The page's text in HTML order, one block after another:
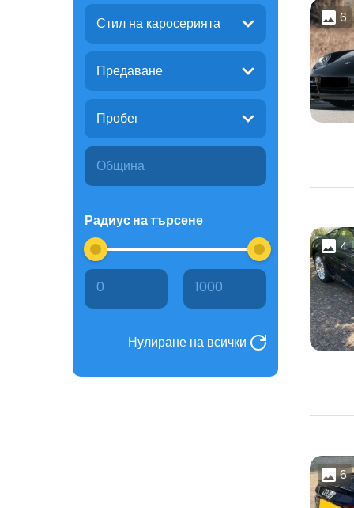
Стил на каросерията
Предаване
Пробег
Радиус на търсене
0 1000
Нулиране на всички
6
4
6